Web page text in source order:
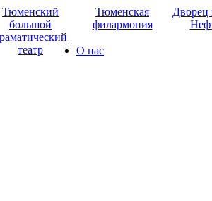
Тюменский
большой
театр
Тюменская
филармония
Дворец
О нас